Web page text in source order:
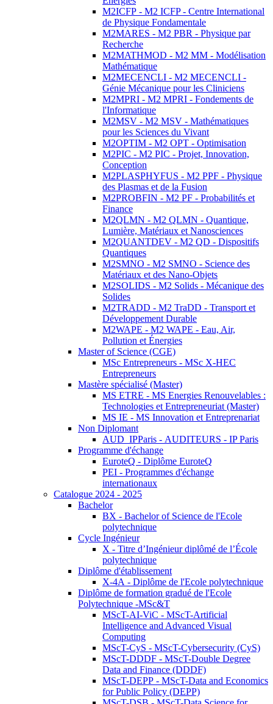
M2ICFP - M2 ICFP - Centre International
de Physique Fondamentale
M2MARES - M2 PBR - Physique par
Recherche
M2MATHMOD - M2 MM - Modélisation
Mathématique
M2MECENCLI - M2 MECENCLI -
Génie Mécanique pour les Cliniciens
M2MPRI - M2 MPRI - Fondements de
l'Informatique
M2MSV - M2 MSV - Mathématiques
pour les Sciences du Vivant
M2OPTIM - M2 OPT - Optimisation
M2PIC - M2 PIC - Projet, Innovation,
Conception
M2PLASPHYFUS - M2 PPF - Physique
des Plasmas et de la Fusion
M2PROBFIN - M2 PF - Probabilités et
Finance
M2QLMN - M2 QLMN - Quantique,
Lumière, Matériaux et Nanosciences
M2QUANTDEV - M2 QD - Dispositifs
Quantiques
M2SMNO - M2 SMNO - Science des
Matériaux et des Nano-Objets
M2SOLIDS - M2 Solids - Mécanique des
Solides
M2TRADD - M2 TraDD - Transport et
Développement Durable
M2WAPE - M2 WAPE - Eau, Air,
Pollution et Énergies
Master of Science (CGE)
MSc Entrepreneurs - MSc X-HEC
Entrepreneurs
Mastère spécialisé (Master)
MS ETRE - MS Energies Renouvelables :
Technologies et Entrepreneuriat (Master)
MS IE - MS Innovation et Entreprenariat
Non Diplomant
AUD_IPParis - AUDITEURS - IP Paris
Programme d'échange
EuroteQ - Diplôme EuroteQ
PEI - Programmes d'échange
internationaux
Catalogue 2024 - 2025
Bachelor
BX - Bachelor of Science de l'Ecole
polytechnique
Cycle Ingénieur
X - Titre d’Ingénieur diplômé de l’École
polytechnique
Diplôme d'établissement
X-4A - Diplôme de l'Ecole polytechnique
Diplôme de formation gradué de l'Ecole
Polytechnique -MSc&T
MScT-AI-ViC - MScT-Artificial
Intelligence and Advanced Visual
Computing
MScT-CyS - MScT-Cybersecurity (CyS)
MScT-DDDF - MScT-Double Degree
Data and Finance (DDDF)
MScT-DEPP - MScT-Data and Economics
for Public Policy (DEPP)